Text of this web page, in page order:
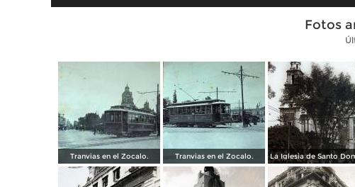
Fotos
Tranvias en el Zocalo. Tranvias en el Zocalo.